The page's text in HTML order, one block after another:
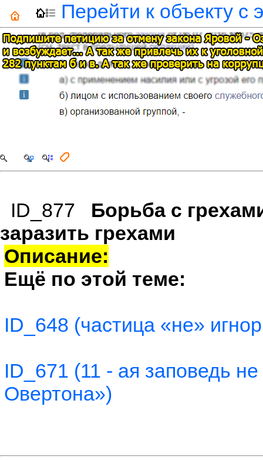
Перейти к объекту с
ID_877 Борьба с
заразить грехами
Описание:
Ещё по этой теме:
ID_648 (частица «не»
ID_671 (11 - ая заповедь
Овертона»)